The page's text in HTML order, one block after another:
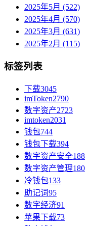
2025年5月 (522)
2025年4月 (570)
2025年3月 (631)
2025年2月 (115)
标签列表
下载3045
imToken2790
数字资产2723
imtoken2031
钱包744
钱包下载394
数字资产安全188
数字资产管理180
冷钱包133
助记词95
数字经济91
苹果下载73